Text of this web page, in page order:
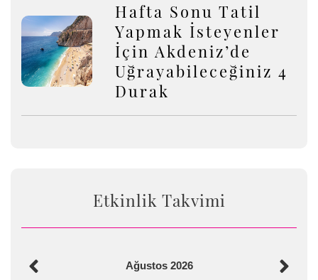
Hafta Sonu Tatil
Yapmak İsteyenler
İçin Akdeniz’de
Uğrayabileceğiniz 4
Durak
Etkinlik Takvimi
Ağustos 2026